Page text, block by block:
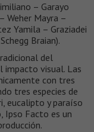
– Garayo
Weher Mayra –
Yamila – Graziadei
Braian).
del
impacto visual. Las
con tres
tres especies de
eucalipto y paraíso
Ipso Facto es un